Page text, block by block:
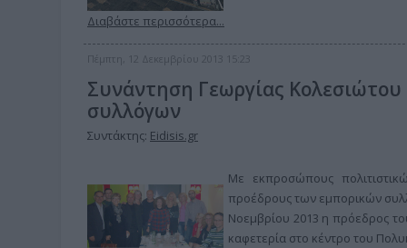
Διαβάστε περισσότερα...
Πέμπτη, 12 Δεκεμβρίου 2013 15:23
Συνάντηση Γεωργίας
συλλόγων
Συντάκτης: Eidisis.gr
Με εκπροσώπους
προέδρους των εμπορικών
Νοεμβρίου 2013 η πρόεδρος
καφετερία στο κέντρο του